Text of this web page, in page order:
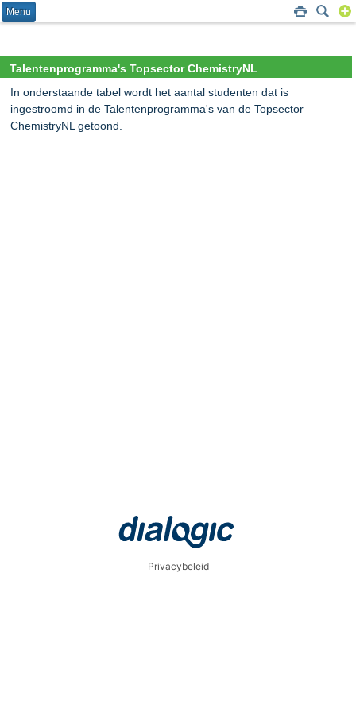
Menu
Talentenprogramma's Topsector ChemistryNL
In onderstaande tabel wordt het aantal studenten dat is
ingestroomd in de Talentenprogramma's van de Topsector
ChemistryNL getoond.
Privacybeleid